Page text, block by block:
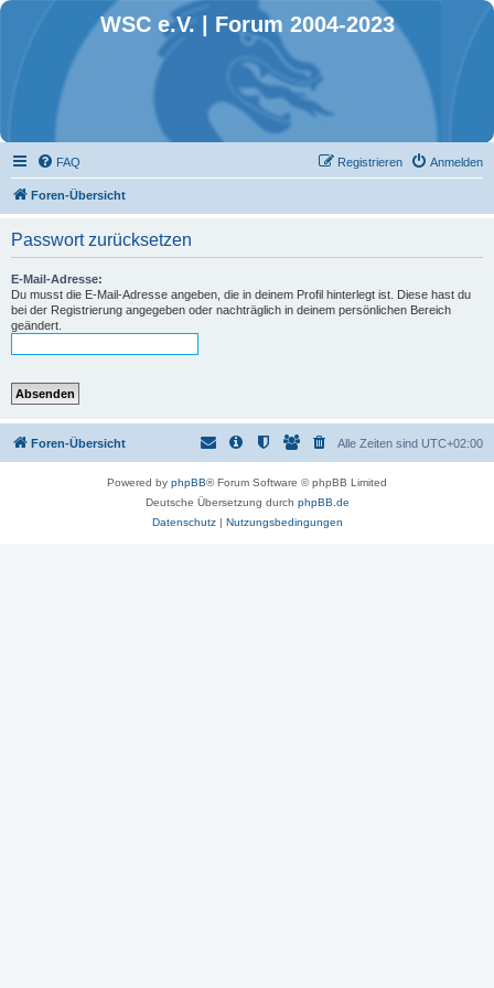
WSC e.V. | Forum 2004-2023
FAQ Anmelden
Registrieren
Foren-Übersicht
Passwort zurücksetzen
E-Mail-Adresse:
Du musst die E-Mail-Adresse angeben, die in deinem Profil hinterlegt ist. Diese hast du
bei der Registrierung angegeben oder nachträglich in deinem persönlichen Bereich
geändert.
Foren-Übersicht Alle Zeiten sind UTC+02:00
Powered by phpBB® Forum Software © phpBB Limited
Deutsche Übersetzung durch phpBB.de
Datenschutz| Nutzungsbedingungen